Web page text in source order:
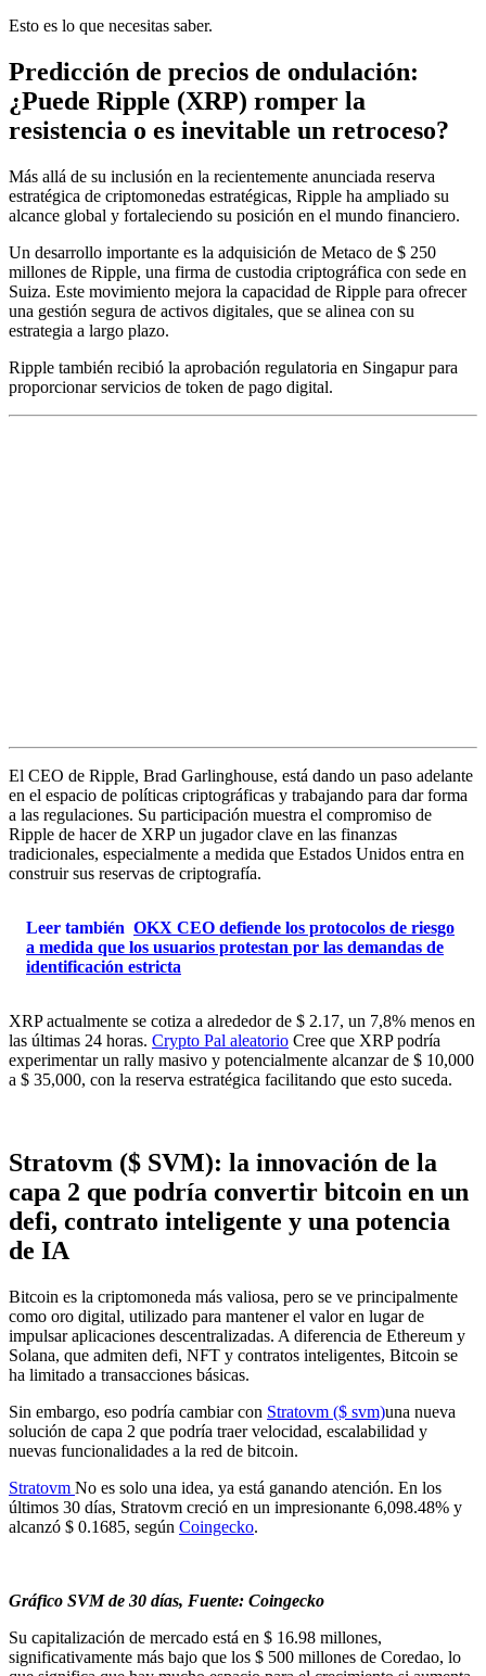
Esto es lo que necesitas saber.
Predicción de precios de ondulación:
¿Puede Ripple (XRP) romper la
resistencia o es inevitable un retroceso?
Más allá de su inclusión en la recientemente anunciada reserva
estratégica de criptomonedas estratégicas, Ripple ha ampliado su
alcance global y fortaleciendo su posición en el mundo financiero.
Un desarrollo importante es la adquisición de Metaco de $ 250
millones de Ripple, una firma de custodia criptográfica con sede en
Suiza. Este movimiento mejora la capacidad de Ripple para ofrecer
una gestión segura de activos digitales, que se alinea con su
estrategia a largo plazo.
Ripple también recibió la aprobación regulatoria en Singapur para
proporcionar servicios de token de pago digital.
El CEO de Ripple, Brad Garlinghouse, está dando un paso adelante
en el espacio de políticas criptográficas y trabajando para dar forma
a las regulaciones. Su participación muestra el compromiso de
Ripple de hacer de XRP un jugador clave en las finanzas
tradicionales, especialmente a medida que Estados Unidos entra en
construir sus reservas de criptografía.
Leer también OKX CEO defiende los protocolos de riesgo
a medida que los usuarios protestan por las demandas de
identificación estricta
XRP actualmente se cotiza a alrededor de $ 2.17, un 7,8% menos en
las últimas 24 horas. Crypto Pal aleatorio Cree que XRP podría
experimentar un rally masivo y potencialmente alcanzar de $ 10,000
a $ 35,000, con la reserva estratégica facilitando que esto suceda.
Stratovm ($ SVM): la innovación de la
capa 2 que podría convertir bitcoin en un
defi, contrato inteligente y una potencia
de IA
Bitcoin es la criptomoneda más valiosa, pero se ve principalmente
como oro digital, utilizado para mantener el valor en lugar de
impulsar aplicaciones descentralizadas. A diferencia de Ethereum y
Solana, que admiten defi, NFT y contratos inteligentes, Bitcoin se
ha limitado a transacciones básicas.
Sin embargo, eso podría cambiar con Stratovm ($ svm)una nueva
solución de capa 2 que podría traer velocidad, escalabilidad y
nuevas funcionalidades a la red de bitcoin.
Stratovm No es solo una idea, ya está ganando atención. En los
últimos 30 días, Stratovm creció en un impresionante 6,098.48% y
alcanzó $ 0.1685, según Coingecko.
Gráfico SVM de 30 días, Fuente: Coingecko
Su capitalización de mercado está en $ 16.98 millones,
significativamente más bajo que los $ 500 millones de Coredao, lo